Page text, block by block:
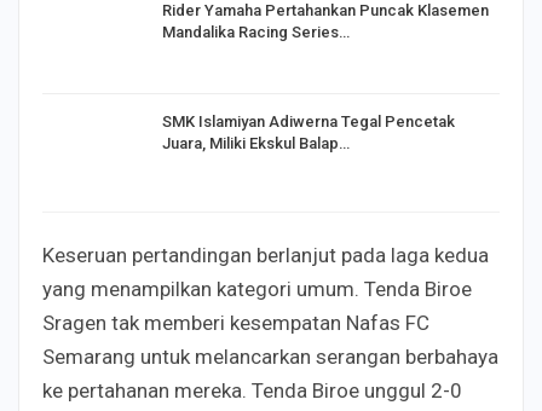
Rider Yamaha Pertahankan Puncak Klasemen
Mandalika Racing Series…
SMK Islamiyan Adiwerna Tegal Pencetak
Juara, Miliki Ekskul Balap…
Keseruan pertandingan berlanjut pada laga kedua
yang menampilkan kategori umum. Tenda Biroe
Sragen tak memberi kesempatan Nafas FC
Semarang untuk melancarkan serangan berbahaya
ke pertahanan mereka. Tenda Biroe unggul 2-0